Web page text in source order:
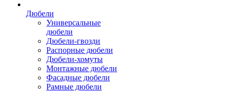
Дюбели
Универсальные
дюбели
Дюбели-гвозди
Распорные дюбели
Дюбели-хомуты
Монтажные дюбели
Фасадные дюбели
Рамные дюбели